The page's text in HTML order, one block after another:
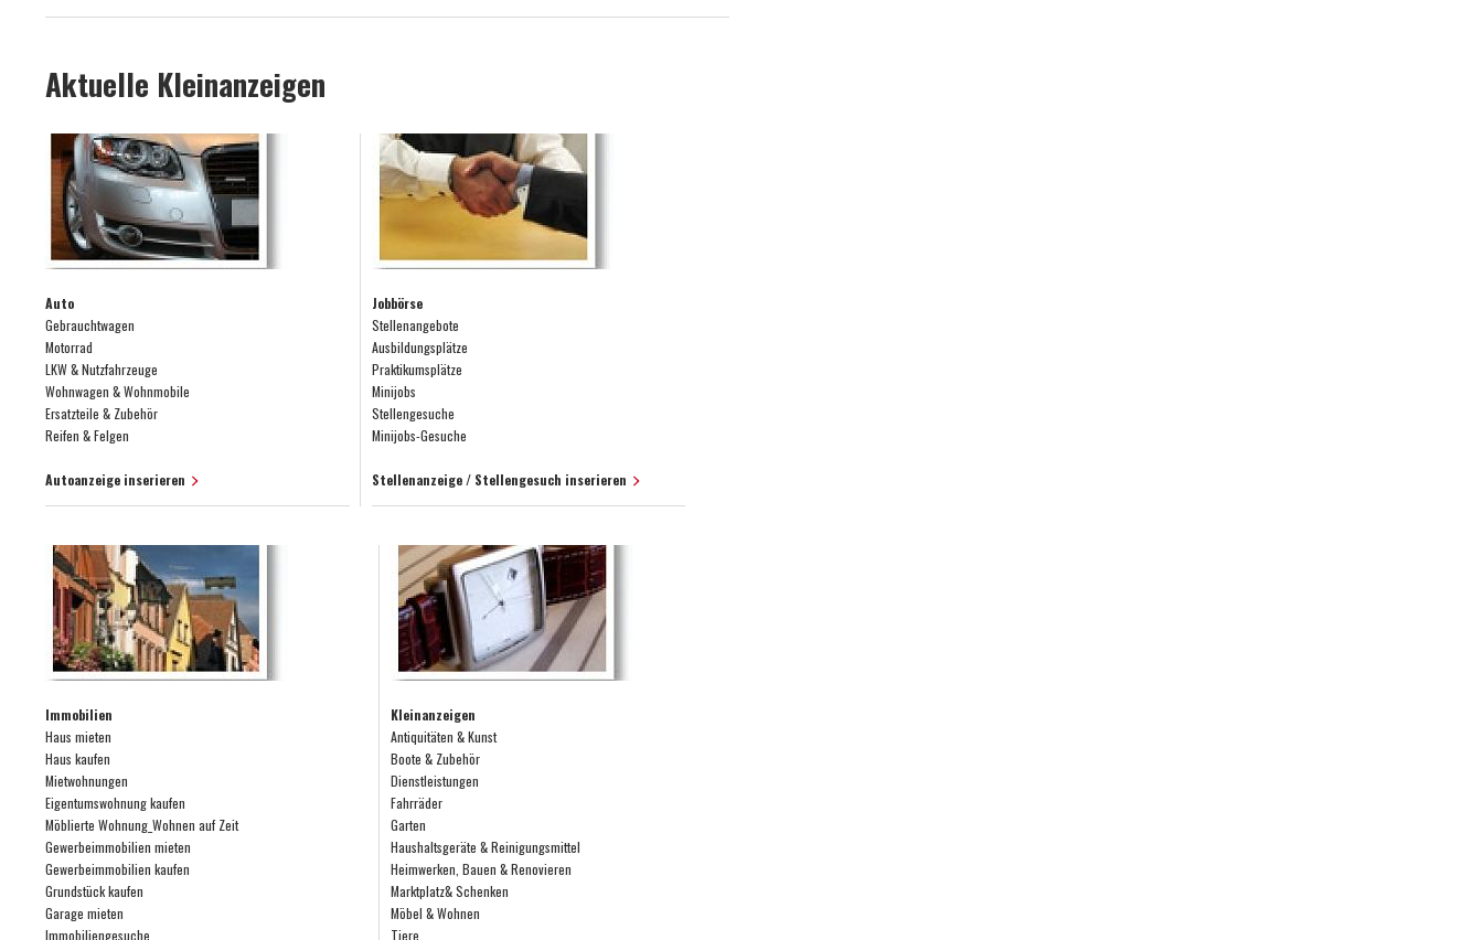
Aktuelle Kleinanzeigen
Auto
Gebrauchtwagen
Motorrad
LKW & Nutzfahrzeuge
Wohnwagen & Wohnmobile
Ersatzteile & Zubehör
Reifen & Felgen
Autoanzeige inserieren
Jobbörse
Stellenangebote
Ausbildungsplätze
Praktikumsplätze
Minijobs
Stellengesuche
Minijobs-Gesuche
Stellenanzeige / Stellengesuch inserieren
Immobilien
Haus mieten
Haus kaufen
Mietwohnungen
Eigentumswohnung kaufen
Möblierte Wohnung_Wohnen auf Zeit
Gewerbeimmobilien mieten
Gewerbeimmobilien kaufen
Grundstück kaufen
Garage mieten
Immobiliengesuche
Kleinanzeigen
Antiquitäten & Kunst
Boote & Zubehör
Dienstleistungen
Fahrräder
Garten
Haushaltsgeräte & Reinigungsmittel
Heimwerken, Bauen & Renovieren
Marktplatz& Schenken
Möbel & Wohnen
Tiere